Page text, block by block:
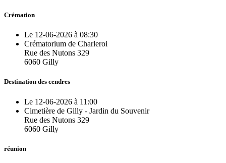
Crémation
Le 12-06-2026 à 08:30
Crématorium de Charleroi
Rue des Nutons 329
6060 Gilly
Destination des cendres
Le 12-06-2026 à 11:00
Cimetière de Gilly - Jardin du Souvenir
Rue des Nutons 329
6060 Gilly
réunion